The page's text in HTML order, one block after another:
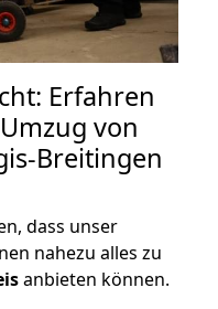
Erfahren
von
Breitingen
dass unser
nahezu alles zu
anbieten können.